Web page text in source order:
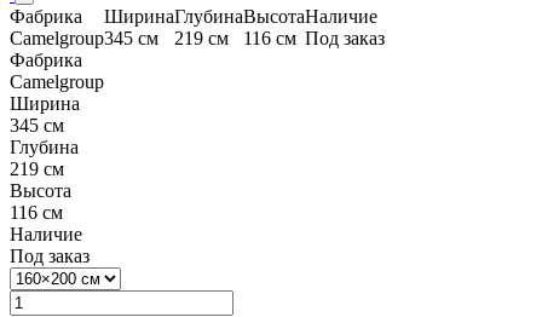
Фабрика
Camelgroup
Ширина
345 см
Глубина
219 см
Высота
116 см
Наличие
Под заказ
Фабрика
Camelgroup
Ширина
345 см
Глубина
219 см
Высота
116 см
Наличие
Под заказ